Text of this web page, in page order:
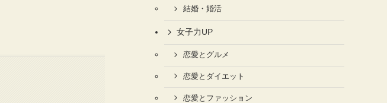
結婚・婚活
女子力UP
恋愛とグルメ
恋愛とダイエット
恋愛とファッション